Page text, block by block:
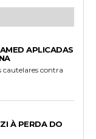
APLICADAS
cautelares contra
À PERDA DO